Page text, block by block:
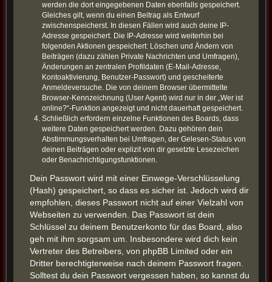
werden die dort eingegebenen Daten ebenfalls gespeichert.
Gleiches gilt, wenn du einen Beitrag als Entwurf
zwischenspeicherst. In diesen Fällen wird auch deine IP-
Adresse gespeichert. Die IP-Adresse wird weiterhin bei
folgenden Aktionen gespeichert: Löschen und Ändern von
Beiträgen (dazu zählen Private Nachrichten und Umfragen),
Änderungen an zentralen Profildaten (E-Mail-Adresse,
Kontoaktivierung, Benutzer-Passwort) und gescheiterte
Anmeldeversuche. Die von deinem Browser übermittelte
Browser-Kennzeichnung (User Agent) wird nur in der „Wer ist
online?“-Funktion angezeigt und nicht dauerhaft gespeichert.
Schließlich erfordern einzelne Funktionen des Boards, dass
weitere Daten gespeichert werden. Dazu gehören dein
Abstimmungsverhalten bei Umfragen, der Gelesen-Status von
deinen Beiträgen oder explizit von dir gesetzte Lesezeichen
oder Benachrichtigungsfunktionen.
Dein Passwort wird mit einer Einwege-Verschlüsselung
(Hash) gespeichert, so dass es sicher ist. Jedoch wird dir
empfohlen, dieses Passwort nicht auf einer Vielzahl von
Webseiten zu verwenden. Das Passwort ist dein
Schlüssel zu deinem Benutzerkonto für das Board, also
geh mit ihm sorgsam um. Insbesondere wird dich kein
Vertreter des Betreibers, von phpBB Limited oder ein
Dritter berechtigterweise nach deinem Passwort fragen.
Solltest du dein Passwort vergessen haben, so kannst du